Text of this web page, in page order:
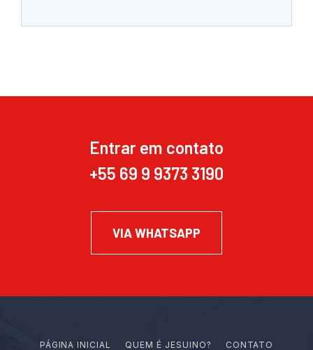
Entrar em contato
+55 69 9 9373 3190
VIA WHATSAPP
PÁGINA INICIAL Q U EM É J ES U I N O? CONTATO